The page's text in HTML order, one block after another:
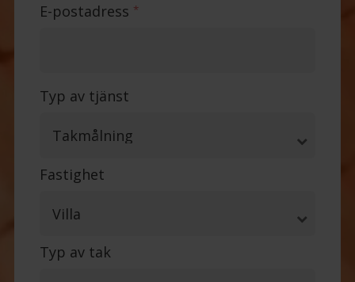
E-postadress *
Typ av tjänst
Fastighet
Typ av tak